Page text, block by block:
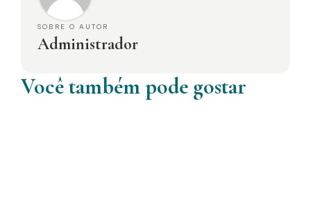
SOBRE O AUTOR
Administrador
Você também pode gostar